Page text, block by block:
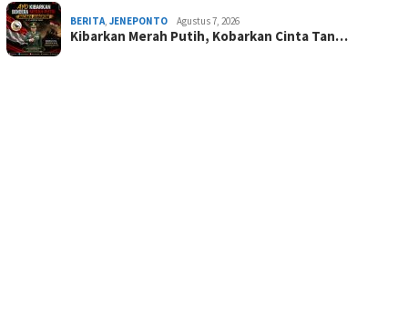
BERITA JENEPONTO Agustus 7, 2026
Kibarkan Merah Putih, Kobarkan Cinta Tan…